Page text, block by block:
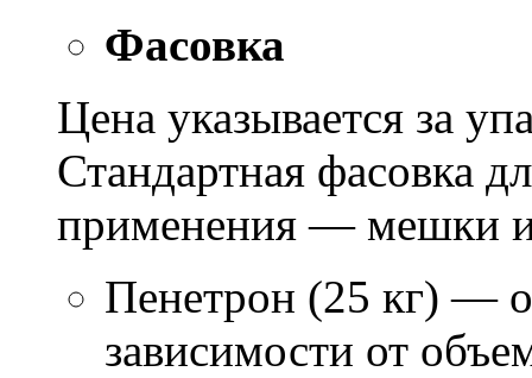
Фасовка
Цена указывается за
Стандартная фасовка
применения — мешки
Пенетрон (25 кг) —
зависимости от